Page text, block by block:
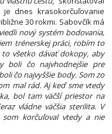
dnes krasokorčuľovanie
30 rokmi. Sabovčík má
nový systém bodovania,
trénerskej práci, robím to
všetko dávať dokopy, aby
boli čo najvhodnejšie pre
čo najvyššie body. Som zo
mal rád. Aj keď sme vtedy
bol tam väčší priestor na
vládne väčšia sterilita. V
korčuľoval vtedy a nie